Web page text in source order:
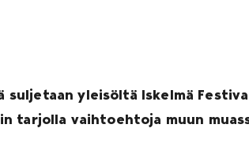
yleisöltä Iskelmä
tarjolla vaihtoehtoja muun